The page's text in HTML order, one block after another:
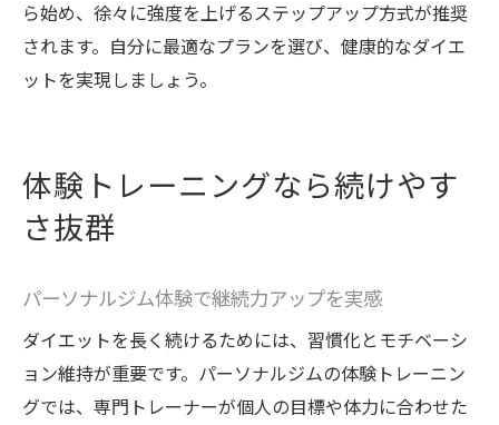
ら始め、徐々に強度を上げるステップアップ方式が推奨
されます。自分に最適なプランを選び、健康的なダイエ
ットを実現しましょう。
体験トレーニングなら続けやす
さ抜群
パーソナルジム体験で継続力アップを実感
ダイエットを長く続けるためには、習慣化とモチベーシ
ョン維持が重要です。パーソナルジムの体験トレーニン
グでは、専門トレーナーが個人の目標や体力に合わせた